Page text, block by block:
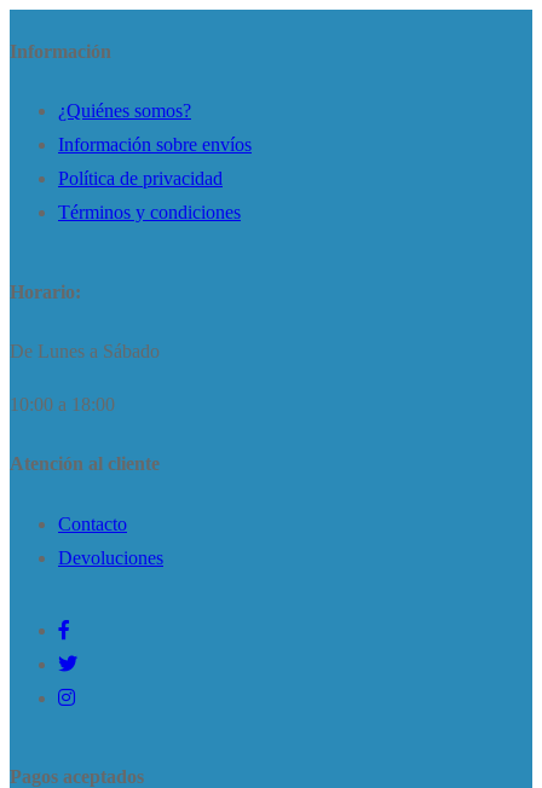
Información
¿Quiénes somos?
Información sobre envíos
Política de privacidad
Términos y condiciones
Horario:
De Lunes a Sábado
10:00 a 18:00
Atención al cliente
Contacto
Devoluciones
Pagos aceptados